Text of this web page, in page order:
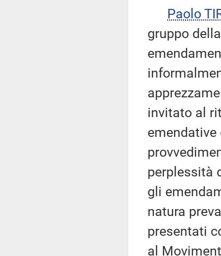
Paolo
gruppo
invitato al
perplessità
gli
natura
presentati
al